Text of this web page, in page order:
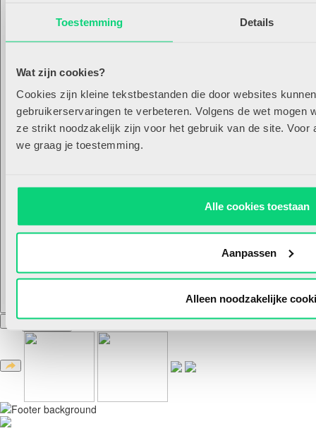
Toestemming Details
Wat zijn cookies?
Cookies zijn kleine tekstbestanden die door websites
gebruikerservaringen te verbeteren. Volgens de wet mogen
ze strikt noodzakelijk zijn voor het gebruik van de site. Voor
we graag je toestemming.
Alle cookies toestaan
Aanpassen
Alleen noodzakelijke
04/11/2024
De praktische TIB-tools over executieve functies in deze gids
bevestigen dat je als (kleuter)leerkracht, vaak onbewust, al volop
werkt aan de ontwikkeling van executieve functie...
Reacties